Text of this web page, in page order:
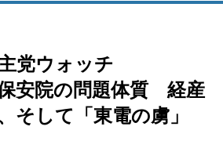
党ウォッチ
安院の問題体質 経産
そして「東電の虜」